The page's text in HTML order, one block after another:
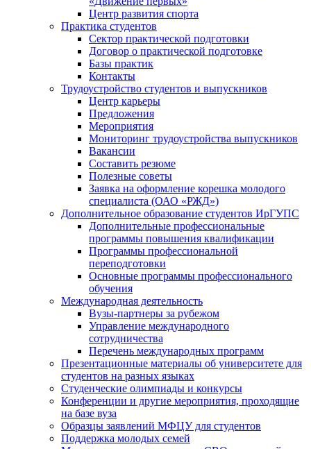
Центр развития спорта
Практика студентов
Сектор практической подготовки
Договор о практической подготовке
Базы практик
Контакты
Трудоустройство студентов и выпускников
Центр карьеры
Предложения
Мероприятия
Мониторинг трудоустройства выпускников
Вакансии
Составить резюме
Полезные советы
Заявка на оформление корешка молодого
специалиста (ОАО «РЖД»)
Дополнительное образование студентов ИрГУПС
Дополнительные профессиональные
программы повышения квалификации
Программы профессиональной
переподготовки
Основные программы профессионального
обучения
Международная деятельность
Вузы-партнеры за рубежом
Управление международного
сотрудничества
Перечень международных программ
Презентационные материалы об университете для
студентов на разных языках
Студенческие олимпиады и конкурсы
Конференции и другие мероприятия, проходящие
на базе вуза
Образцы заявлений МФЦУ для студентов
Поддержка молодых семей